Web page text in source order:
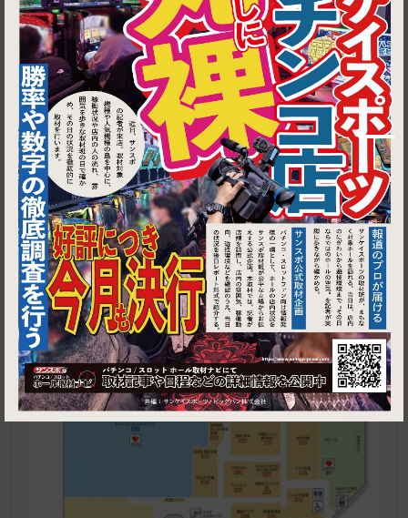
1
千葉県浦安市入船１丁目４−１ イオン新浦安ショッピングセンタ
ー